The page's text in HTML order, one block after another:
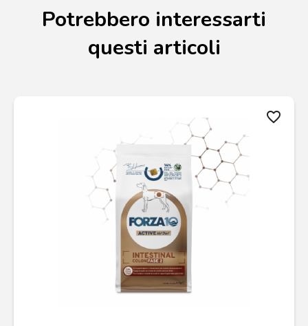
Potrebbero interessarti
questi articoli
favorite_border